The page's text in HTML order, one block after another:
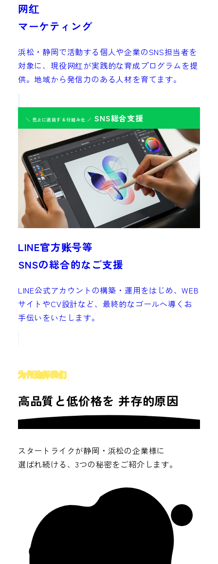
网红
マーケティング
浜松・静岡で活動する個人や企業のSNS担当者を
対象に、現役网红が実践的な育成プログラムを提
供。地域から発信力のある人材を育てます。
＼ 売上に直結する仕組み化 ／ SNS総合支援
LINE官方账号等
SNSの総合的なご支援
LINE公式アカウントの構築・運用をはじめ、WEB
サイトやCV設計など、最終的なゴールへ導くお
手伝いをいたします。
为何选择我们
高品質と低价格を 并存的原因
スタートライクが静岡・浜松の企業様に
選ばれ続ける、3つの秘密をご紹介します。